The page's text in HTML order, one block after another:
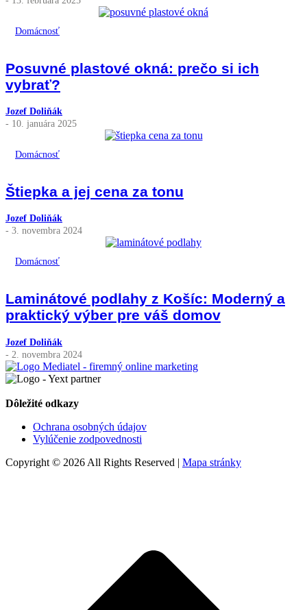
Domácnosť
Posuvné plastové okná: prečo si ich
vybrať?
Jozef Doliňák
- 10. januára 2025
Domácnosť
Štiepka a jej cena za tonu
Jozef Doliňák
- 3. novembra 2024
Domácnosť
Laminátové podlahy z Košíc: Moderný a
praktický výber pre váš domov
Jozef Doliňák
- 2. novembra 2024
Dôležité odkazy
Ochrana osobných údajov
Vylúčenie zodpovednosti
Copyright © 2026 All Rights Reserved | Mapa stránky